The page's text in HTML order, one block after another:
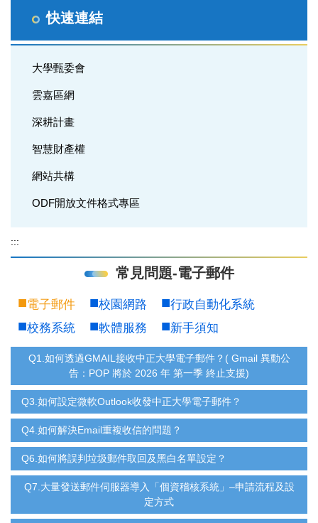
快速連結
大學甄委會
雲嘉區網
深耕計畫
智慧財產權
網站共構
ODF開放文件格式專區
:::
常見問題-電子郵件
電子郵件 校園網路
行政自動化系統
校務系統
軟體服務 新手須知
Q1.如何透過GMAIL接收中正大學電子郵件？( Gmail 異動公
告：POP 將於 2026 年 第一季 終止支援)
Q3.如何設定微軟Outlook收發中正大學電子郵件？
Q4.如何解決Email重複收信的問題？
Q6.如何將誤判垃圾郵件取回及黑白名單設定？
Q7.大量發送郵件伺服器導入「個資稽核系統」–申請流程及設
定方式